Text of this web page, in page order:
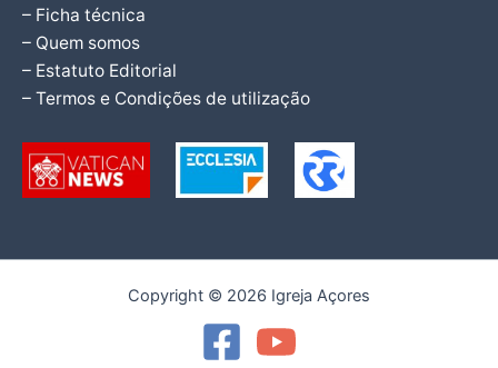
– Ficha técnica
– Quem somos
– Estatuto Editorial
– Termos e Condições de utilização
Copyright © 2026 Igreja Açores